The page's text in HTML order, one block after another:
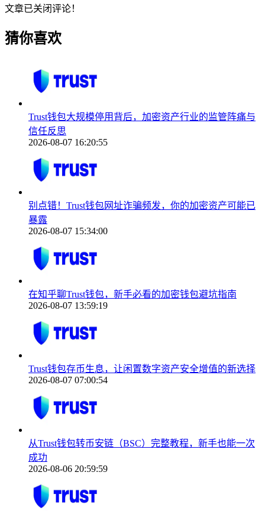
文章已关闭评论！
猜你喜欢
Trust钱包大规模停用背后，加密资产行业的监管阵痛与
信任反思
2026-08-07 16:20:55
别点错！Trust钱包网址诈骗频发，你的加密资产可能已
暴露
2026-08-07 15:34:00
在知乎聊Trust钱包，新手必看的加密钱包避坑指南
2026-08-07 13:59:19
Trust钱包存币生息，让闲置数字资产安全增值的新选择
2026-08-07 07:00:54
从Trust钱包转币安链（BSC）完整教程，新手也能一次
成功
2026-08-06 20:59:59